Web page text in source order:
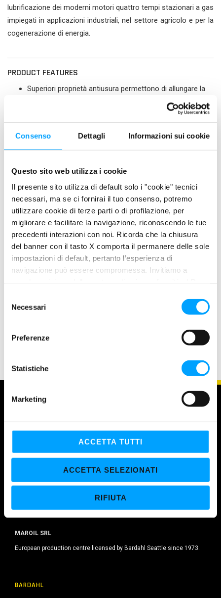
Consenso Dettagli Informazioni sui cookie
Questo sito web utilizza i cookie
Il presente sito utilizza di default solo i "cookie" tecnici
necessari, ma se ci fornirai il tuo consenso, potremo
utilizzare cookie di terze parti o di profilazione, per
migliorare e facilitare la navigazione, riconoscendo le tue
precedenti interazioni con noi. Ricorda che la chiusura
del banner con il tasto X comporta il permanere delle sole
impostazioni di default, pertanto l’esperienza di
navigazione può essere compromessa. Invitiamo a
Privacy Policy.
n
Necessari
Preferenze
Statistiche
Marketing
ACCETTA TUTTI
ACCETTA SELEZIONATI
RIFIUTA
lubrificazione dei moderni motori quattro tempi stazionari a gas
impiegati in applicazioni industriali, nel settore agricolo e per la
cogenerazione di energia.
PRODUCT FEATURES
Superiori proprietà antiusura permettono di allungare la
Formulato con componenti a basso contenuto di ceneri
formazione dei depositi di alta temperatura nella camera
di combustione, sulle valvole e sulla candela e consentire
dell’olio al degrado per ossidazione e per nitrazione
rispetto ai lubrificanti convenzionali, permettono di
estendere al massimo gli intervalli di sostituzione olio
previsti dai costruttori
Il limitato contenuto di ceneri solfatate, zolfo e fosforo
conferiscono al lubrificante un ottima compatibilità con i
catalizzatori.
Adatto ad essere impiegato in tutti motori alimentati a
costruttore prescriva lubrificanti di qualità premium a
MAROIL SRL
European production centre licensed by Bardahl Seattle since 1973.
BARDAHL